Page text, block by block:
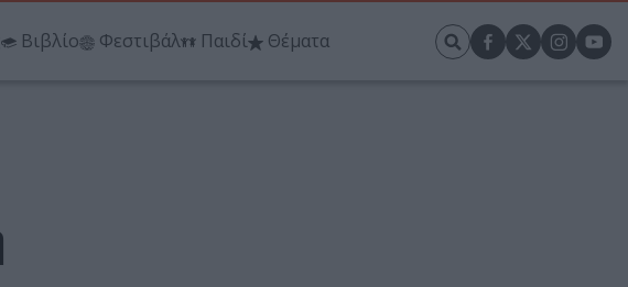
Βιβλίο Φεστιβάλ Παιδί Θέματα